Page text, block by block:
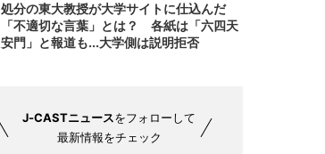
処分の東大教授が大学サイトに仕込んだ
「不適切な言葉」とは？ 各紙は「六四天
安門」と報道も...大学側は説明拒否
J-CASTニュースをフォローして
最新情報をチェック